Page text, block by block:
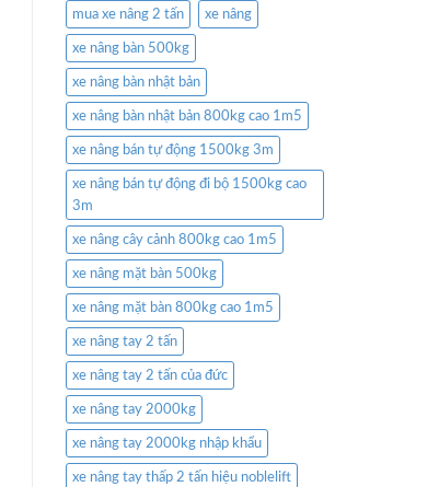
mua xe nâng 2 tấn xe nâng
xe nâng bàn 500kg
xe nâng bàn nhật bản
xe nâng bàn nhật bản 800kg cao 1m5
xe nâng bán tự động 1500kg 3m
xe nâng bán tự động đi bộ 1500kg cao
3m
xe nâng cây cảnh 800kg cao 1m5
xe nâng mặt bàn 500kg
xe nâng mặt bàn 800kg cao 1m5
xe nâng tay 2 tấn
xe nâng tay 2 tấn của đức
xe nâng tay 2000kg
xe nâng tay 2000kg nhập khẩu
xe nâng tay thấp 2 tấn hiệu noblelift